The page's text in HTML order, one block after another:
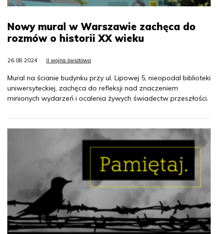
Nowy mural w Warszawie zachęca do
rozmów o historii XX wieku
26.08.2024 II wojna światowa
Mural na ścianie budynku przy ul. Lipowej 5, nieopodal biblioteki
uniwersyteckiej, zachęca do refleksji nad znaczeniem
minionych wydarzeń i ocalenia żywych świadectw przeszłości.